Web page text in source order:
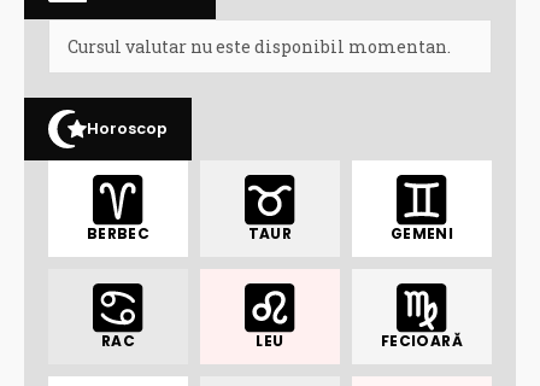
Cursul valutar nu este disponibil momentan.
Horoscop
BERBEC TAUR GEMENI
RAC LEU FECIOARĂ